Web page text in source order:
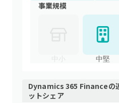
事業規模
中堅
Dynamics 365 Financeの
ットシェア